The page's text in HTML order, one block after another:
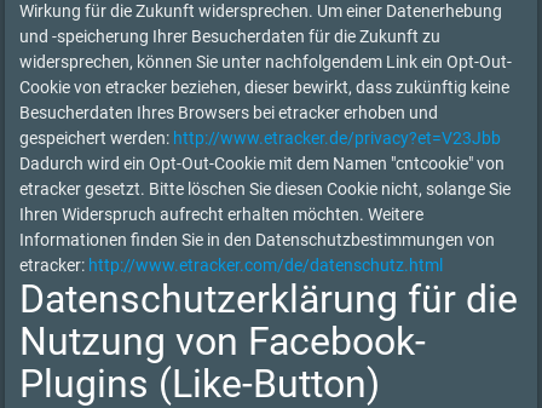
Wirkung für die Zukunft widersprechen. Um einer Datenerhebung
und -speicherung Ihrer Besucherdaten für die Zukunft zu
widersprechen, können Sie unter nachfolgendem Link ein Opt-Out-
Cookie von etracker beziehen, dieser bewirkt, dass zukünftig keine
Besucherdaten Ihres Browsers bei etracker erhoben und
gespeichert werden: http://www.etracker.de/privacy?et=V23Jbb
Dadurch wird ein Opt-Out-Cookie mit dem Namen "cntcookie" von
etracker gesetzt. Bitte löschen Sie diesen Cookie nicht, solange Sie
Ihren Widerspruch aufrecht erhalten möchten. Weitere
Informationen finden Sie in den Datenschutzbestimmungen von
etracker: http://www.etracker.com/de/datenschutz.html
Datenschutzerklärung für die
Nutzung von Facebook-
Plugins (Like-Button)